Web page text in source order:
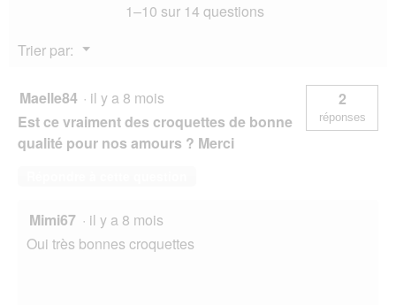
1–10 sur 14 questions
Trier par:
▼
Menu
Maelle84 · il y a 8 mois
Est ce vraiment des croquettes de bonne
qualité pour nos amours ? Merci
2
réponses
Mimi67 · il y a 8 mois
Oui très bonnes croquettes